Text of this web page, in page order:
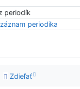
periodík
periodika
Zdieľať